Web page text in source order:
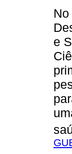
e